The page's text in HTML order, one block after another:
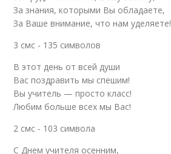
За знания, которыми Вы обладаете,
За Ваше внимание, что нам уделяете!
3 смс - 135 символов
В этот день от всей души
Вас поздравить мы спешим!
Вы учитель — просто класс!
Любим больше всех мы Вас!
2 смс - 103 символа
С Днем учителя осенним,